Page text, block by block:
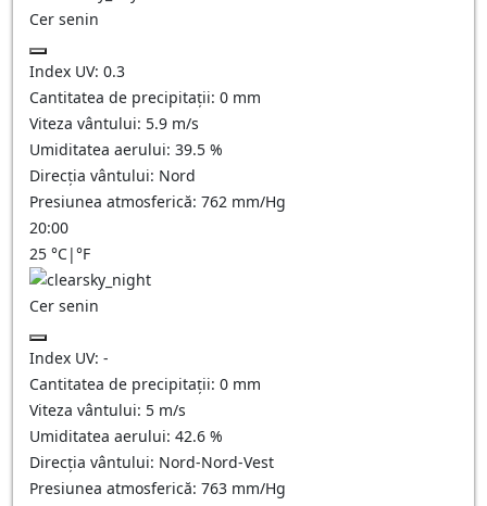
Cer senin
Index UV: 0.3
Cantitatea de precipitații: 0 mm
Viteza vântului: 5.9 m/s
Umiditatea aerului: 39.5 %
Direcția vântului: Nord
Presiunea atmosferică: 762 mm/Hg
20:00
25 °C|°F
Cer senin
Index UV: -
Cantitatea de precipitații: 0 mm
Viteza vântului: 5 m/s
Umiditatea aerului: 42.6 %
Direcția vântului: Nord-Nord-Vest
Presiunea atmosferică: 763 mm/Hg